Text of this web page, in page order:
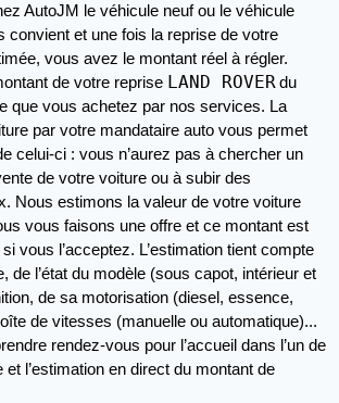
AutoJM le véhicule neuf ou le véhicule
convient et une fois la reprise de votre
vous avez le montant réel à régler.
de votre reprise LAND ROVERdu
que vous achetez par nos services. La
par votre mandataire auto vous permet
celui-ci : vous n’aurez pas à chercher un
de votre voiture ou à subir des
vous faisons une offre et ce montant est
vous l’acceptez. L’estimation tient compte
de l’état du modèle (sous capot, intérieur et
de sa motorisation (diesel, essence,
de vitesses (manuelle ou automatique)...
rendez-vous pour l’accueil dans l’un de
et l’estimation en direct du montant de